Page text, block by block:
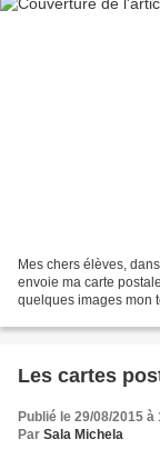
Mes chers élèves,
envoie ma carte
quelques images mon
Les cartes
Publié le 29/08/2015 à
Par Sala Michela